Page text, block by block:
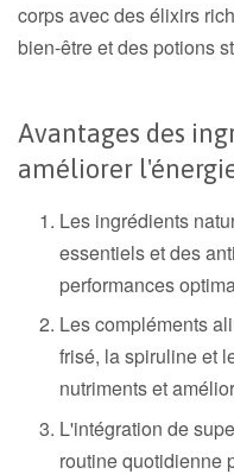
corps avec des élixirs
bien-être et des potions
Avantages des
améliorer
Les ingrédients
essentiels et des
performances
Les compléments
frisé, la spiruline et
nutriments et
L'intégration de
routine quotidienne